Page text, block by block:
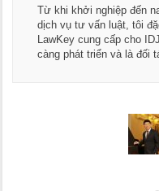
Từ khi khởi nghiệp đến
dịch vụ tư vấn luật, tôi
LawKey cung cấp cho
càng phát triển và là đối